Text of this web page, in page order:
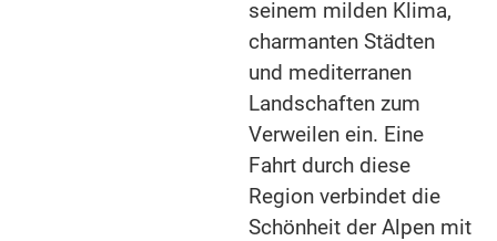
seinem milden Klima,
charmanten Städten
und mediterranen
Landschaften zum
Verweilen ein. Eine
Fahrt durch diese
Region verbindet die
Schönheit der Alpen mit